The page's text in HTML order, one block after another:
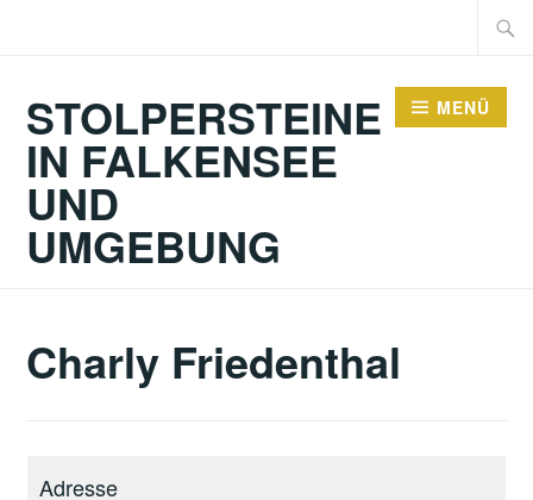
Suche
STOLPERSTEINE
IN FALKENSEE
UND
UMGEBUNG
MENÜ
Charly Friedenthal
Adresse